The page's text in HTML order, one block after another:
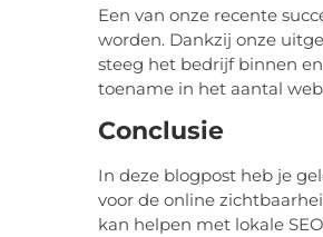
Een van onze recente
worden. Dankzij onze
steeg het bedrijf binnen
toename in het aantal
Conclusie
In deze blogpost heb je
voor de online
kan helpen met lokale